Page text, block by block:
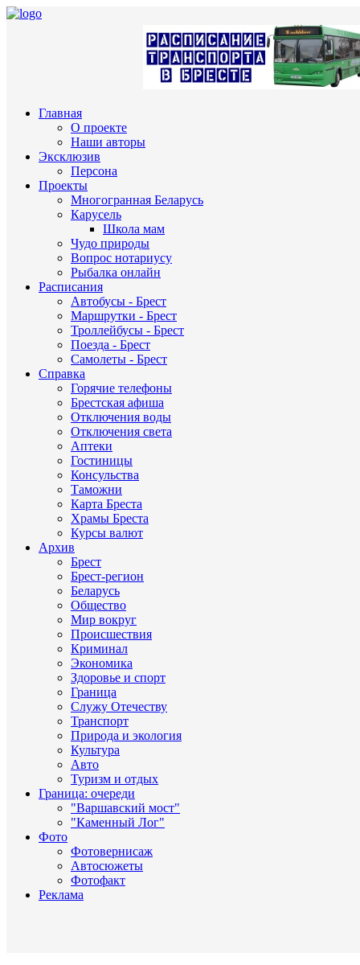
Главная
О проекте
Наши авторы
Эксклюзив
Персона
Проекты
Многогранная Беларусь
Карусель
Школа мам
Чудо природы
Вопрос нотариусу
Рыбалка онлайн
Расписания
Автобусы - Брест
Маршрутки - Брест
Троллейбусы - Брест
Поезда - Брест
Самолеты - Брест
Справка
Горячие телефоны
Брестская афиша
Отключения воды
Отключения света
Аптеки
Гостиницы
Консульства
Таможни
Карта Бреста
Храмы Бреста
Курсы валют
Архив
Брест
Брест-регион
Беларусь
Общество
Мир вокруг
Происшествия
Криминал
Экономика
Здоровье и спорт
Граница
Служу Отечеству
Транспорт
Природа и экология
Культура
Авто
Туризм и отдых
Граница: очереди
"Варшавский мост"
"Каменный Лог"
Фото
Фотовернисаж
Автосюжеты
Фотофакт
Реклама